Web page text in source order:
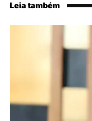
Leia também